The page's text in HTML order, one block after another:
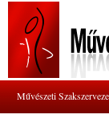
Művészeti